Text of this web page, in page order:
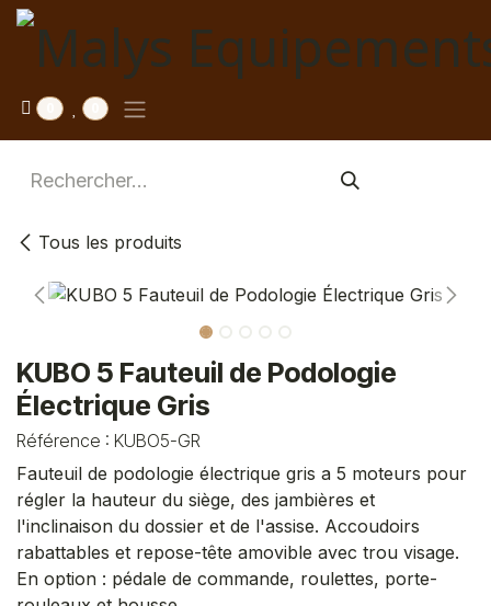
Se rendre au contenu
Tous les produits
KUBO 5 Fauteuil de Podologie
Électrique Gris
Référence : KUBO5-GR
Fauteuil de podologie électrique gris a 5 moteurs pour
régler la hauteur du siège, des jambières et
l'inclinaison du dossier et de l'assise. Accoudoirs
rabattables et repose-tête amovible avec trou visage.
En option : pédale de commande, roulettes, porte-